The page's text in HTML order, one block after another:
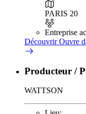
PARIS 20
Entreprise
DécouvrirOuvre
Producteur /
WATTSON